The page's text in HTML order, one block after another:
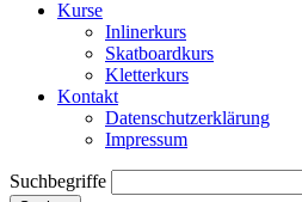
Kurse
Inlinerkurs
Skatboardkurs
Kletterkurs
Kontakt
Datenschutzerklärung
Impressum
Suchbegriffe